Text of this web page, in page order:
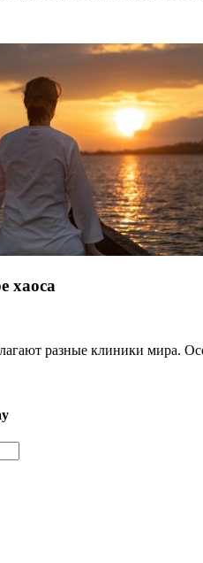
хаоса
разные клиники мира.